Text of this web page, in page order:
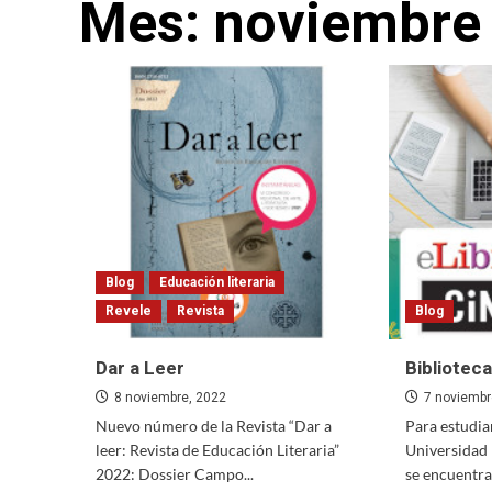
Mes:
Blog
Educación literaria
Revele
Revista
Dar a Leer
8 noviembre, 2022
Nuevo número de la Revista “Dar a
leer: Revista de Educación Literaria”
2022: Dossier Campo...
Blog
7
Para
Universidad
se